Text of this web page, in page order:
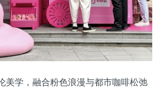
美学，融合粉色浪漫与都市咖啡松弛